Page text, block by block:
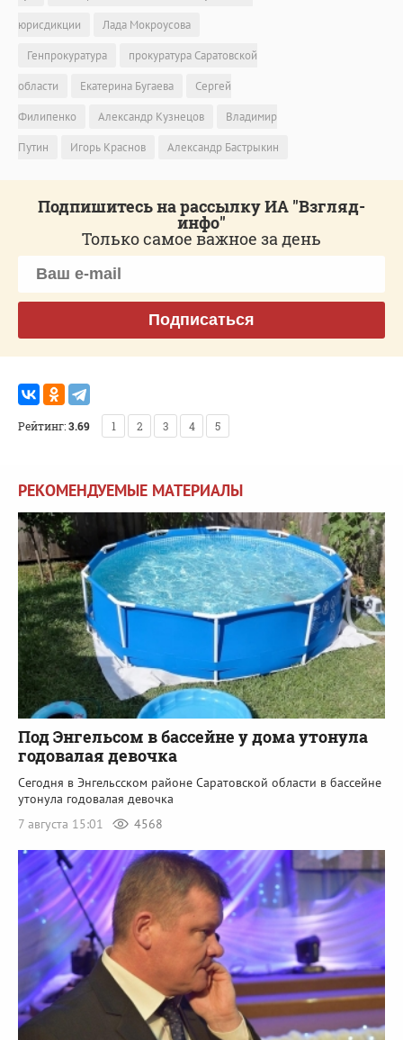
юрисдикции
Лада Мокроусова
Генпрокуратура
прокуратура Саратовской
области
Екатерина Бугаева
Сергей
Филипенко
Александр Кузнецов
Владимир
Путин
Игорь Краснов Александр Бастрыкин
Подпишитесь на рассылку ИА "Взгляд-
инфо"
Только самое важное за день
Подписаться
Рейтинг:3.69 1 2 3 4 5
РЕКОМЕНДУЕМЫЕ МАТЕРИАЛЫ
Под Энгельсом в бассейне у дома утонула
годовалая девочка
Сегодня в Энгельсском районе Саратовской области в бассейне
утонула годовалая девочка
7 августа 15:01
4568